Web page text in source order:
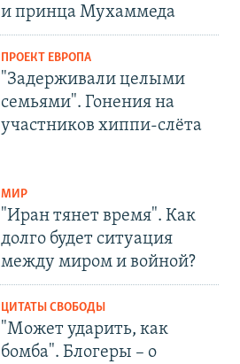
и принца Мухаммеда
ПРОЕКТ ЕВРОПА
"Задерживали целыми
семьями". Гонения на
участников хиппи-слёта
МИР
"Иран тянет время". Как
долго будет ситуация
между миром и войной?
ЦИТАТЫ СВОБОДЫ
"Может ударить, как
бомба". Блогеры – о